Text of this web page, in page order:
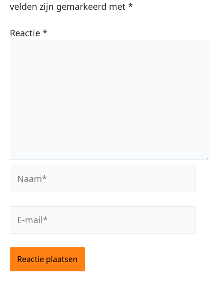
velden zijn gemarkeerd met *
Reactie *
mail*